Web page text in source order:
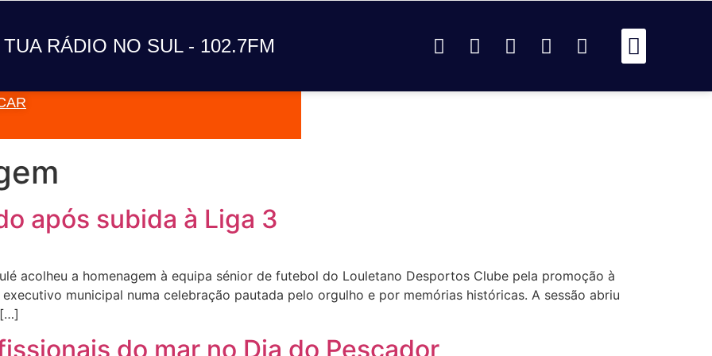
TUA RÁDIO NO SUL - 102.7FM
após subida à Liga 3
acolheu a homenagem à equipa sénior de futebol do Louletano Desportos Clube pela promoção à
municipal numa celebração pautada pelo orgulho e por memórias históricas. A sessão abriu
do mar no Dia do Pescador